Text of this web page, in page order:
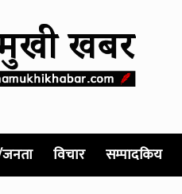
विचार सम्पादकिय